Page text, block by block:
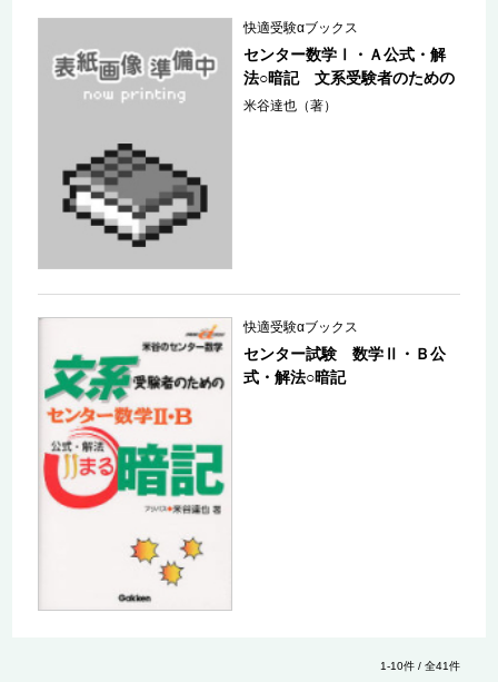
快適受験αブックス
センター数学Ⅰ・Ａ公式・解
法○暗記 文系受験者のための
米谷達也（著）
快適受験αブックス
センター試験 数学Ⅱ・Ｂ公
式・解法○暗記
1-10件 / 全41件